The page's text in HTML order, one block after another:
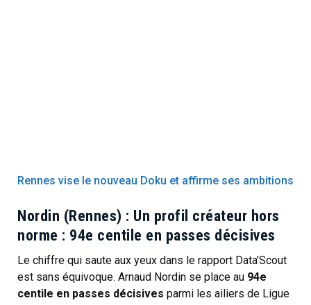
Rennes vise le nouveau Doku et affirme ses ambitions
Nordin (Rennes) : Un profil créateur hors
norme : 94e centile en passes décisives
Le chiffre qui saute aux yeux dans le rapport Data’Scout
est sans équivoque. Arnaud Nordin se place au 94e
centile en passes décisives parmi les ailiers de Ligue